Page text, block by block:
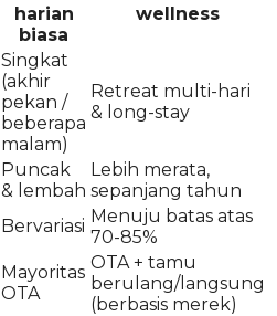
harian
biasa
wellness
Singkat
(akhir
pekan /
beberapa
malam)
Retreat multi-hari
& long-stay
Puncak
& lembah
Lebih merata,
sepanjang tahun
Bervariasi Menuju batas atas
70-85%
Mayoritas
OTA
OTA + tamu
berulang/langsung
(berbasis merek)